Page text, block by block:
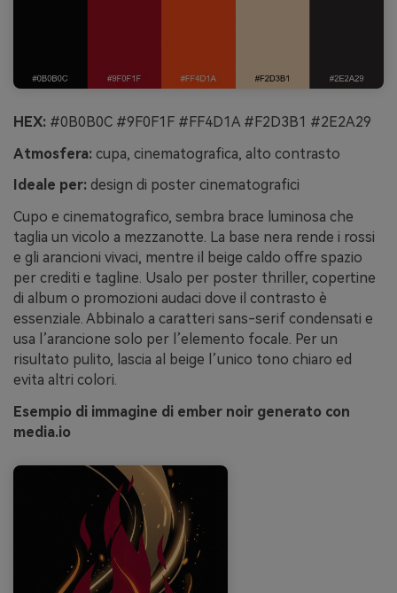
HEX: #0B0B0C #9F0F1F #FF4D1A #F2D3B1 #2E2A29
Atmosfera: cupa, cinematografica, alto contrasto
Ideale per: design di poster cinematografici
Cupo e cinematografico, sembra brace luminosa che
taglia un vicolo a mezzanotte. La base nera rende i rossi
e gli arancioni vivaci, mentre il beige caldo offre spazio
per crediti e tagline. Usalo per poster thriller, copertine
di album o promozioni audaci dove il contrasto è
essenziale. Abbinalo a caratteri sans-serif condensati e
usa l’arancione solo per l’elemento focale. Per un
risultato pulito, lascia al beige l’unico tono chiaro ed
evita altri colori.
Esempio di immagine di ember noir generato con
media.io